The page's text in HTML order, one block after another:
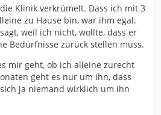
Klinik verkrümelt. Dass ich mit 3
zu Hause bin, war ihm egal.
weil ich nicht, wollte, dass er
Bedürfnisse zurück stellen muss.
mir geht, ob ich alleine zurecht
geht es nur um ihn, dass
ja niemand wirklich um ihn